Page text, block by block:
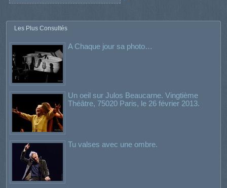
Les Plus Consultés
A Chaque jour sa photo…
Un oeil sur Julos Beaucarne. Vingtième
Théâtre, 75020 Paris, le 26 février 2013.
Tu valses avec une ombre.